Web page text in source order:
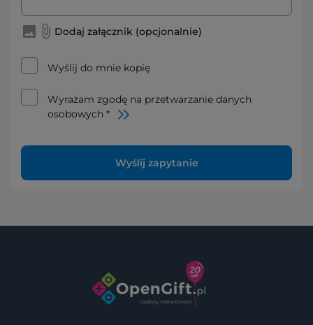
Dodaj załącznik (opcjonalnie)
Wyślij do mnie kopię
Wyrażam zgodę na przetwarzanie danych
osobowych *
Wyślij zapytanie